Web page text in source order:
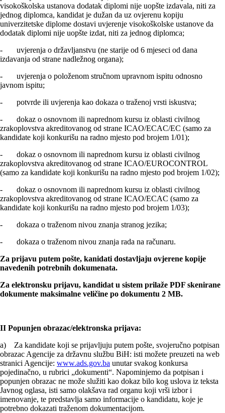
visokoškolska ustanova dodatak diplomi nije uopšte izdavala, niti za
jednog diplomca, kandidat je dužan da uz ovjerenu kopiju
univerzitetske diplome dostavi uvjerenje visokoškolske ustanove da
dodatak diplomi nije uopšte izdat, niti za jednog diplomca;
- uvjerenja o državlјanstvu (ne starije od 6 mjeseci od dana
izdavanja od strane nadležnog organa);
- uvjerenja o položenom stručnom upravnom ispitu odnosno
javnom ispitu;
- potvrde ili uvjerenja kao dokaza o traženoj vrsti iskustva;
- dokaz o osnovnom ili naprednom kursu iz oblasti civilnog
zrakoplovstva akreditovanog od strane ICAO/ECAC/EC (samo za
kandidate koji konkurišu na radno mjesto pod brojem 1/01);
- dokaz o osnovnom ili naprednom kursu iz oblasti civilnog
zrakoplovstva akreditovanog od strane ICAO/EUROCONTROL
(samo za kandidate koji konkurišu na radno mjesto pod brojem 1/02);
- dokaz o osnovnom ili naprednom kursu iz oblasti civilnog
zrakoplovstva akreditovanog od strane ICAO/ECAC (samo za
kandidate koji konkurišu na radno mjesto pod brojem 1/03);
- dokaza o traženom nivou znanja stranog jezika;
- dokaza o traženom nivou znanja rada na računaru.
Za prijavu putem pošte, kanidati dostavljaju ovjerene kopije
navedenih potrebnih dokumenata.
Za elektronsku prijavu, kandidat u sistem prilaže PDF skenirane
dokumente maksimalne veličine po dokumentu 2 MB.
II Popunjen obrazac/elektronska prijava:
a) Za kandidate koji se prijavljuju putem pošte, svojeručno potpisan
obrazac Agencije za državnu službu BiH: isti možete preuzeti na web
stranici Agencije: www.ads.gov.ba unutar svakog konkursa
pojedinačno, u rubrici „dokumenti“. Napominjemo da potpisan i
popunjen obrazac ne može služiti kao dokaz bilo kog uslova iz teksta
Javnog oglasa, isti samo olakšava rad organu koji vrši izbor i
imenovanje, te predstavlja samo informacije o kandidatu, koje je
potrebno dokazati traženom dokumentacijom.